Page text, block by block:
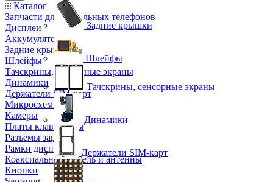
Каталог
Запчасти для мобильных телефонов
Дисплеи
Аккумуляторы
Задние крышки
Шлейфы
Тачскрины, сенсорные экраны
Динамики
Держатели SIM-карт
Микросхемы
Камеры
Платы клавиатуры
Разъемы зарядки
Рамки дисплея
Коаксиальный кабель и антенны
Кнопки
Задние крышки
Шлейфы
Тачскрины, сенсорные экраны
Динамики
Держатели SIM-карт